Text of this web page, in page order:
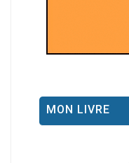
MON LIVRE